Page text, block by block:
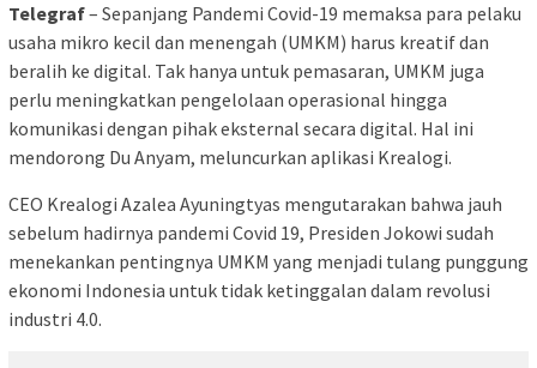
Telegraf– Sepanjang Pandemi Covid-19 memaksa para pelaku
usaha mikro kecil dan menengah (UMKM) harus kreatif dan
beralih ke digital. Tak hanya untuk pemasaran, UMKM juga
perlu meningkatkan pengelolaan operasional hingga
komunikasi dengan pihak eksternal secara digital. Hal ini
mendorong Du Anyam, meluncurkan aplikasi Krealogi.
CEO Krealogi Azalea Ayuningtyas mengutarakan bahwa jauh
sebelum hadirnya pandemi Covid 19, Presiden Jokowi sudah
menekankan pentingnya UMKM yang menjadi tulang punggung
ekonomi Indonesia untuk tidak ketinggalan dalam revolusi
industri 4.0.